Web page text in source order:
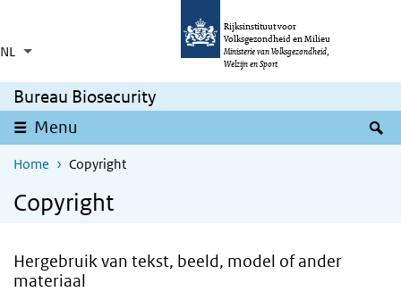
Overslaan en naar de inhoud gaan
Rijksinstituut voor
Volksgezondheid en Milieu
Ministerie van Volksgezondheid,
Welzijn en Sport
NL Taalkeuze
Aanvullende acties weergeven
Ingeklapt
Bureau Biosecurity
Menu
Home Copyright
Copyright
Hergebruik van tekst, beeld, model of ander
materiaal